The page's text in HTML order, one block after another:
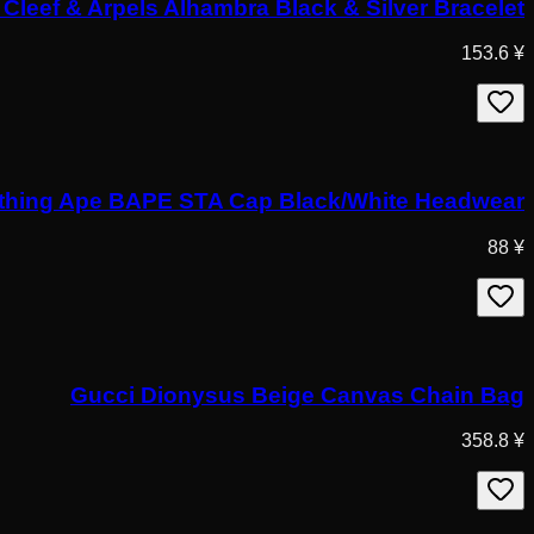
Cleef & Arpels Alhambra Black & Silver Bracelet
¥ 153.6
Ape BAPE STA Cap Black/White Headwear
¥ 88
Gucci Dionysus Beige Canvas Chain Bag
¥ 358.8